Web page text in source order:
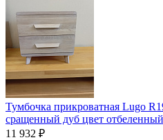
Тумбочка прикроватная Lugo
сращенный дуб цвет
11 932 ₽